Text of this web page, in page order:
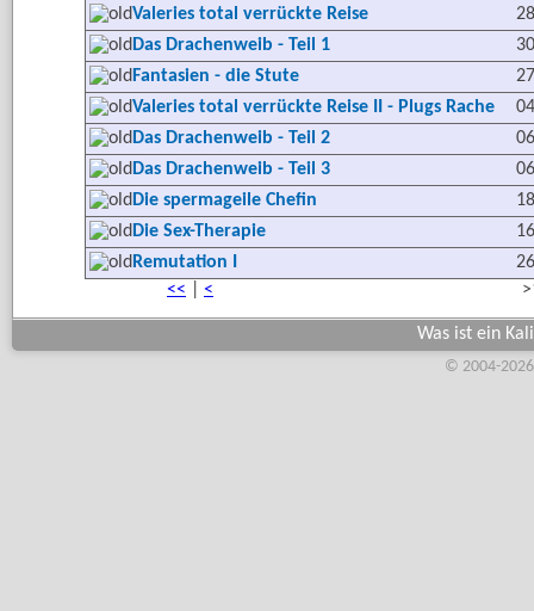
Valeries total verrückte Reise
Das Drachenweib - Teil 1
Fantasien - die Stute
Valeries total verrückte Reise II - Plugs Rache
Das Drachenweib - Teil 2
Das Drachenweib - Teil 3
Die spermageile Chefin
Die Sex-Therapie
Remutation I
<<
< >
Was ist ein
© 2004-